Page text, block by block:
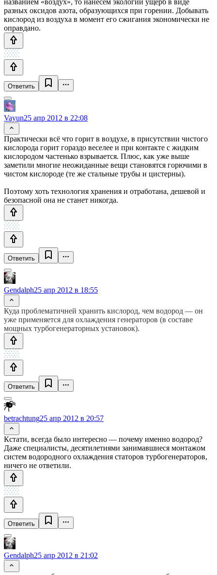
разных оксидов азота, образующихся при горении. Добывать
кислород из воздуха в момент его сжигания экономически не
оправдано.
Ответить
Vayun25 апр 2012 в 22:08
Практически всё что горит в воздухе, в присутствии чистого
кислорода горит гораздо веселее и при контакте с жидким
кислородом частенько взрывается. Плюс, как уже выше
заметили многие неожиданные вещи становятся горючими в
чистом кислороде (те же стальные трубы и цистерны).
Поэтому хоть технология хранения и отработана, дешевой и
безопасной она не станет никогда.
Ответить
Gendalph25 апр 2012 в 18:55
Куда проблематичней хранить кислород, чем водород — он
уже применяется для охлаждения генераторов (в составе
мощных турбогенераторных установок).
Ответить
betrachtung25 апр 2012 в 20:57
Кстати, всегда было интересно — почему именно водород?
Даже специалисты, десятилетиями занимавшиеся монтажом
систем водородного охлаждения статоров турбогенераторов,
ничего не ответили.
Ответить
Gendalph25 апр 2012 в 21:02